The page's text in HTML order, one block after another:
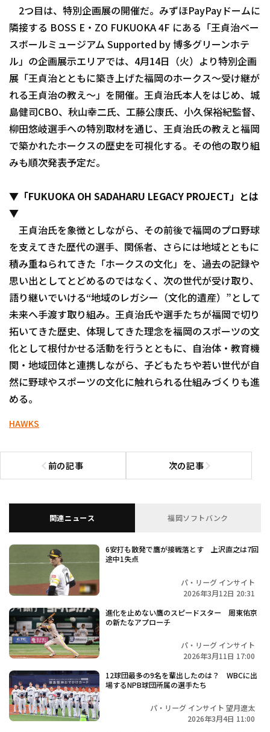
利用規約 プライバシーポリシー
運営会社（別ウィンドウで開く） よくある質問
特定商取引法の表示 アルバイト募集（別ウィンドウで開く
2つ目は、特別企画展の開催だ。みずほPayPayドームに
隣接する BOSS E・ZO FUKUOKA 4F にある「王貞治ベー
スボールミュージアム Supported by 博多グリーンホテ
ル」の企画展示エリアでは、4月14日（火）より特別企画
展「王貞治とともに築き上げた福岡のホークス～受け継が
れる王貞治の教え～」を開催。王貞治氏本人をはじめ、城
島健司CBO、秋山幸二氏、工藤公康氏、小久保裕紀監督、
柳田悠岐選手への特別取材を通じ、王貞治氏の教えと福岡
で築かれたホークスの歴史を可視化する。その他の取り組
みも順次発表予定だ。
▼「FUKUOKA OH SADAHARU LEGACY PROJECT」とは
▼
王貞治氏を象徴としながら、その前後で福岡のプロ野球
を支えてきた歴代の選手、関係者、さらには地域とともに
積み重ねられてきた「ホークスの文化」を、過去の記録や
思い出としてとどめるのではなく、次の世代が受け取り、
語り継いでいける“地域のレガシー（文化的遺産）”として
未来へ手渡す取り組み。王貞治氏や選手たちが福岡で切り
拓いてきた歴史、体現してきた理念を福岡のスポーツの文
化として根付かせる活動を行うとともに、自治体・教育機
関・地域団体と連携しながら、子どもたちや若い世代が自
然に野球やスポーツの文化に触れられる仕組みづくりも進
める。
HAWKS
前の記事
前の記事へ 次の記事次の記事へ
関連ニュース 福岡ソフトバンク
6安打も散発で鷹が接戦落とす 上沢直之は7回
途中1失点
パ・リーグ インサイト
2026年3月12日 20:31
進化を止めない鷹のスピードスター 周東佑京
の新たなアプローチ
パ・リーグ インサイト
2026年3月11日 17:00
12球団最多の9名を輩出したのは？ WBCに出
場するNPB球団所属の選手たち
パ・リーグ インサイト 望月遼太
2026年3月4日 11:00